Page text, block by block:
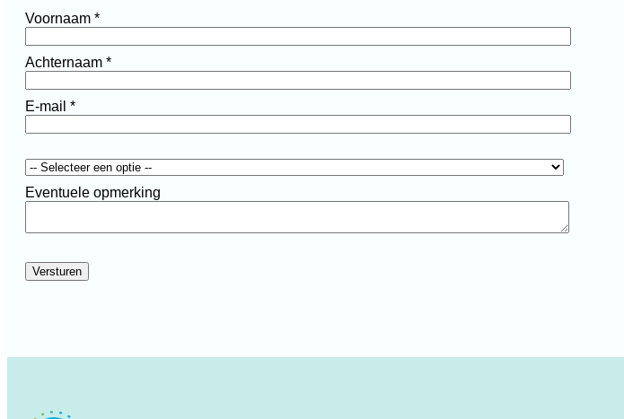
Voornaam *
Achternaam *
E-mail *
Eventuele opmerking
Versturen